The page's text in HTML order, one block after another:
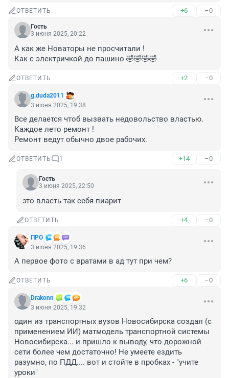
ОТВЕТИТЬ +6 –0
Гость
3 июня 2025, 20:22
А как же Новаторы не просчитали !
Как с электричкой до пашино 🤣🤣🤣🤣
ОТВЕТИТЬ +2 –0
g.duda2011
3 июня 2025, 19:38
Все делается чтоб вызвать недовольство властью.
Каждое лето ремонт !
Ремонт ведут обычно двое рабочих.
ОТВЕТИТЬ 1 +14 –0
Гость
3 июня 2025, 22:50
это власть так себя пиарит
ОТВЕТИТЬ +4 –0
ПРО
3 июня 2025, 19:36
А первое фото с вратами в ад тут при чем?
ОТВЕТИТЬ +6 –0
Drakonn
3 июня 2025, 19:32
один из транспортных вузов Новосибирска создал (с
применением ИИ) матмодель транспортной системы
Новосибирска... и пришло к выводу, что дорожной
сети более чем достаточно! Не умеете ездить
разумно, по ПДД.... вот и стойте в пробках - "учите
уроки"